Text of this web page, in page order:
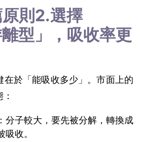
則2.選擇
離型」，吸收率更
在於「能吸收多少」。市面上的
：分子較大，要先被分解，轉換成
收。